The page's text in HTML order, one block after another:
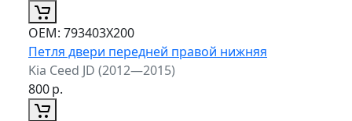
ОЕМ: 793403X200
Петля двери передней правой нижняя
Kia Ceed JD (2012—2015)
800р.